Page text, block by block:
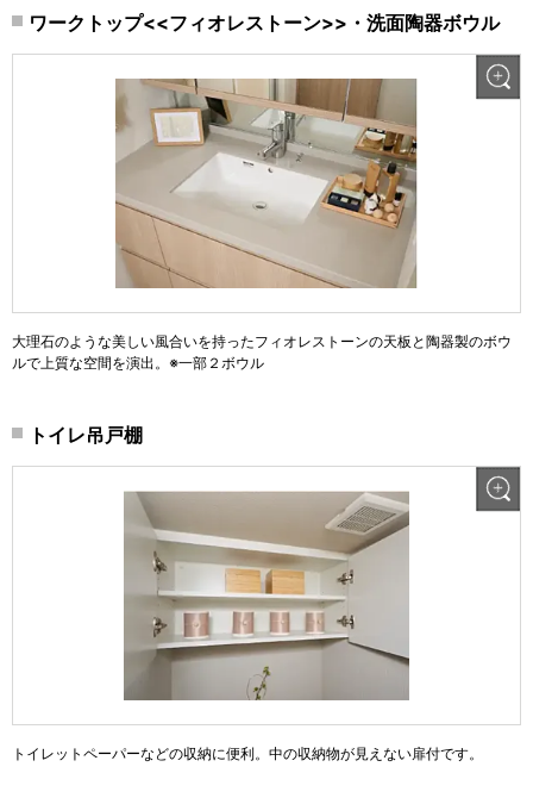
ワークトップ<<フィオレストーン>>・洗面陶器ボウル
大理石のような美しい風合いを持ったフィオレストーンの天板と陶器製のボウ
ルで上質な空間を演出。※一部２ボウル
トイレ吊戸棚
トイレットペーパーなどの収納に便利。中の収納物が見えない扉付です。